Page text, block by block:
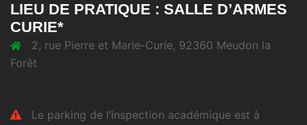
LIEU DE PRATIQUE : SALLE D’ARMES
CURIE*
2, rue Pierre et Marie-Curie, 92360 Meudon la
Forêt
Le parking de l’inspection académique est à